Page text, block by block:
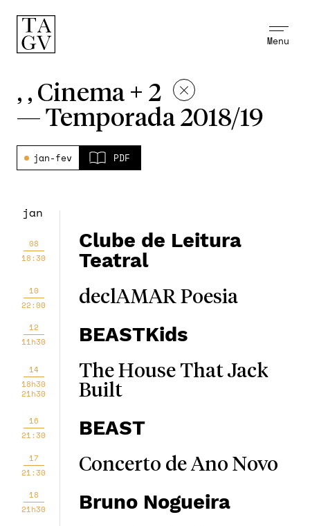
Menu
, , Cinema + 2
— Temporada 2018/19
jan-fev PDF
jan
08
18:30
Clube de Leitura
Teatral
10
22:00
declAMAR Poesia
12
11h30
BEASTKids
14
18h30
21h30
The House That Jack
Built
16
21:30
BEAST
17
21:30
Concerto de Ano Novo
18
21h30
Bruno Nogueira